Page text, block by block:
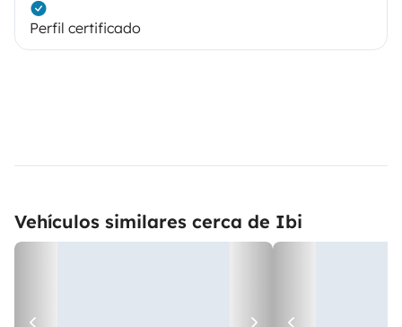
Perfil certificado
Vehículos similares cerca de Ibi